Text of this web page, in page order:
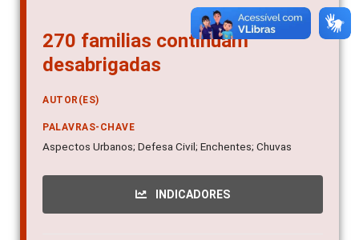
270 familias continuam
desabrigadas
AUTOR(ES)
PALAVRAS-CHAVE
Aspectos Urbanos; Defesa Civil; Enchentes; Chuvas
INDICADORES